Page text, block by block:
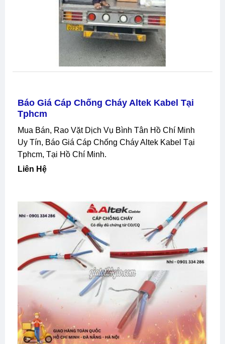
Báo Giá Cáp Chống Cháy Altek Kabel Tại
Tphcm
Mua Bán, Rao Vặt Dịch Vụ Bình Tân Hồ Chí Minh
Uy Tín, Báo Giá Cáp Chống Cháy Altek Kabel Tại
Tphcm, Tại Hồ Chí Minh.
Liên Hệ